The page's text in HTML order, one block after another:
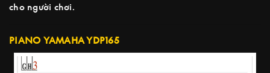
cho người chơi.
PIANO YAMAHA YDP165